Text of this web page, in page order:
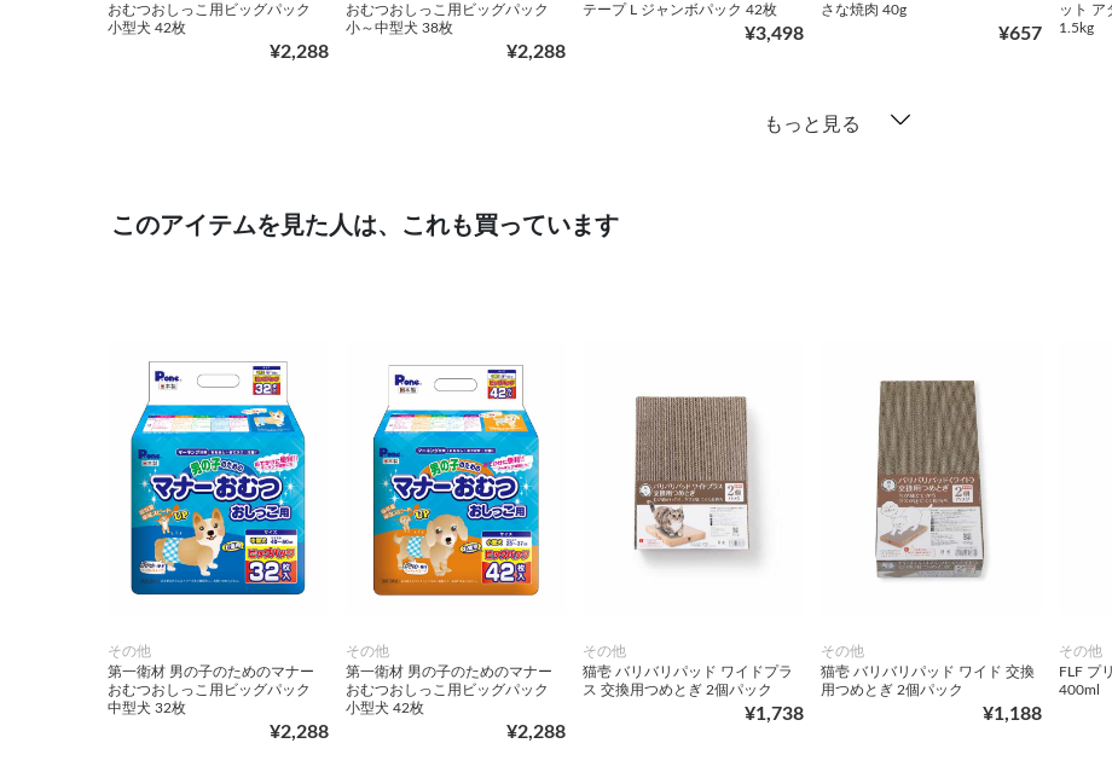
おむつおしっこ用ビッグパック
小型犬 42枚
¥2,288
おむつおしっこ用ビッグパック
小～中型犬 38枚
¥2,288
テープ L ジャンボパック 42枚
¥3,498
さな焼肉 40g
¥657
ット ア
1.5kg
もっと見る
このアイテムを見た人は、これも買っています
その他
第一衛材 男の子のためのマナー
おむつおしっこ用ビッグパック
中型犬 32枚
¥2,288
その他
第一衛材 男の子のためのマナー
おむつおしっこ用ビッグパック
小型犬 42枚
¥2,288
その他
猫壱 バリバリパッド ワイドプラ
ス 交換用つめとぎ 2個パック
¥1,738
その他
猫壱 バリバリパッド ワイド 交換
用つめとぎ 2個パック
¥1,188
その他
FLF プ
400ml